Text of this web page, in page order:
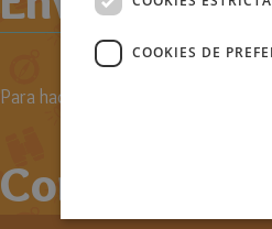
Para hacer comentarios primero
Comentarios
COOKIES DE